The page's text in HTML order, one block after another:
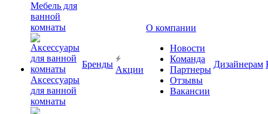
Мебель для
ванной
комнаты
Аксессуары
для ванной
комнаты
Бренды
Акции
О компании
Новости
Команда
Партнеры
Отзывы
Вакансии
Дизайнерам